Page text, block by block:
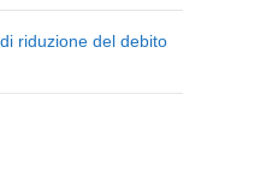
riduzione del debito